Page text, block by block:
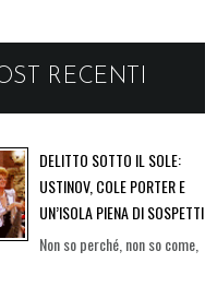
RECENTI
DELITTO SOTTO IL SOLE:
USTINOV, COLE PORTER E
UN’ISOLA PIENA DI SOSPETTI
Non so perché, non so come,